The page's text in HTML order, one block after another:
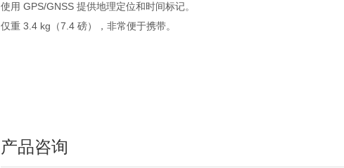
使用 GPS/GNSS 提供地理定位和时间标记。
仅重 3.4 kg（7.4 磅），非常便于携带。
产品咨询